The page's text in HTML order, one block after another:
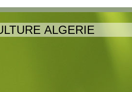
ALGERIE